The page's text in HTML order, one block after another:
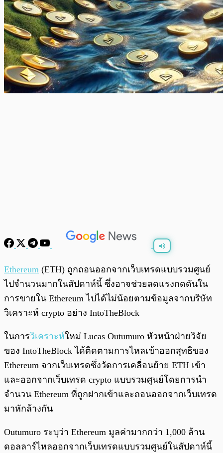
Ethereum (ETH) ถูกถอนออกจากเว็บเทรดแบบรวมศูนย์
ไปจำนวนมากในสัปดาห์นี้ ซึ่งอาจช่วยลดแรงกดดันใน
การขายใน Ethereum ไปได้ไม่น้อยตามข้อมูลจากบริษัท
วิเคราะห์ crypto อย่าง IntoTheBlock
ในการวิเคราะห์ใหม่ Lucas Outumuro หัวหน้าฝ่ายวิจัย
ของ IntoTheBlock ได้ติดตามการไหลเข้าออกสุทธิของ
Ethereum จากเว็บเทรดซึ่งวัดการเคลื่อนย้าย ETH เข้า
และออกจากเว็บเทรด crypto แบบรวมศูนย์โดยการนำ
จำนวน Ethereum ที่ถูกฝากเข้าและถอนออกจากเว็บเทรด
มาหักล้างกัน
Outumuro ระบุว่า Ethereum มูลค่ามากกว่า 1,000 ล้าน
ดอลลาร์ไหลออกจากเว็บเทรดแบบรวมศูนย์ในสัปดาห์นี้